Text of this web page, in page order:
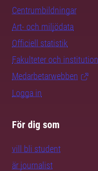
Centrumbildningar
Art- och miljödata
Officiell statistik
Fakulteter och
Medarbetarwebben
Logga in
För dig som
vill bli student
är journalist